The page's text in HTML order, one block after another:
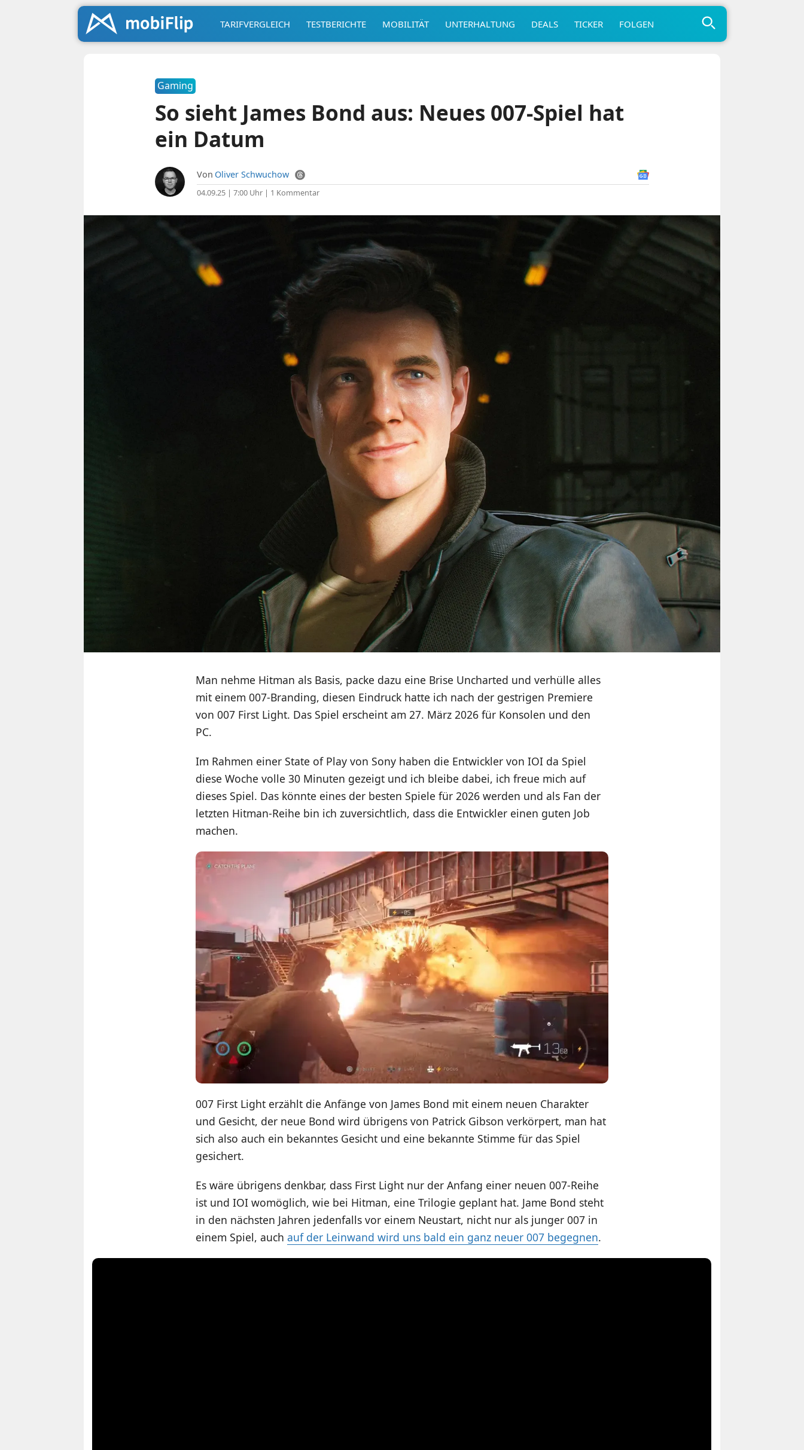
TARIFVERGLEICH TESTBERICHTE MOBILITÄT UNTERHALTUNG DEALS TICKER FOLGEN
Gaming
So sieht James Bond aus: Neues 007-Spiel hat
ein Datum
Von Oliver Schwuchow
04.09.25 | 7:00 Uhr| 1 Kommentar
Man nehme Hitman als Basis, packe dazu eine Brise Uncharted und verhülle alles
mit einem 007-Branding, diesen Eindruck hatte ich nach der gestrigen Premiere
von 007 First Light. Das Spiel erscheint am 27. März 2026 für Konsolen und den
PC.
Im Rahmen einer State of Play von Sony haben die Entwickler von IOI da Spiel
diese Woche volle 30 Minuten gezeigt und ich bleibe dabei, ich freue mich auf
dieses Spiel. Das könnte eines der besten Spiele für 2026 werden und als Fan der
letzten Hitman-Reihe bin ich zuversichtlich, dass die Entwickler einen guten Job
machen.
007 First Light erzählt die Anfänge von James Bond mit einem neuen Charakter
und Gesicht, der neue Bond wird übrigens von Patrick Gibson verkörpert, man hat
sich also auch ein bekanntes Gesicht und eine bekannte Stimme für das Spiel
gesichert.
Es wäre übrigens denkbar, dass First Light nur der Anfang einer neuen 007-Reihe
ist und IOI womöglich, wie bei Hitman, eine Trilogie geplant hat. Jame Bond steht
in den nächsten Jahren jedenfalls vor einem Neustart, nicht nur als junger 007 in
einem Spiel, auch auf der Leinwand wird uns bald ein ganz neuer 007 begegnen.